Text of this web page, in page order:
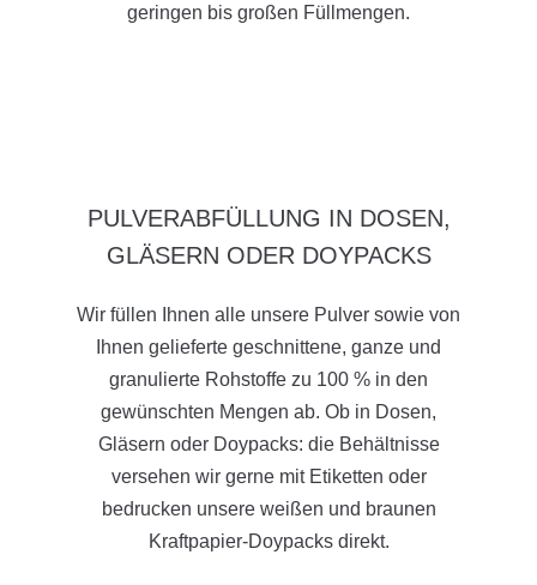
geringen bis großen Füllmengen.
PULVERABFÜLLUNG IN DOSEN,
GLÄSERN ODER DOYPACKS
Wir füllen Ihnen alle unsere Pulver sowie von
Ihnen gelieferte geschnittene, ganze und
granulierte Rohstoffe zu 100 % in den
gewünschten Mengen ab. Ob in Dosen,
Gläsern oder Doypacks: die Behältnisse
versehen wir gerne mit Etiketten oder
bedrucken unsere weißen und braunen
Kraftpapier-Doypacks direkt.